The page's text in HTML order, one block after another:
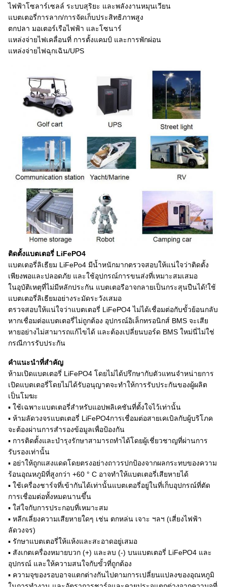
ไฟฟ้าโซลาร์เซลล์ ระบบสุริยะ และพลังงานหมุนเวียน
แบตเตอรี่การลาก/การจัดเก็บประสิทธิภาพสูง
ตกปลา มอเตอร์เรือไฟฟ้า และโซนาร์
แหล่งจ่ายไฟเคลื่อนที่ การตั้งแคมป์ และการพักผ่อน
แหล่งจ่ายไฟฉุกเฉิน/UPS
ติดตั้งแบตเตอรี่ LiFePO4
แบตเตอรี่ลิเธียม LiFePo4 มีน้ำหนักมากตรวจสอบให้แน่ใจว่าติดตั้ง
เพียงพอและปลอดภัย และใช้อุปกรณ์การขนส่งที่เหมาะสมเสมอ
ในอุบัติเหตุที่ไม่มีหลักประกัน แบตเตอรีอาจกลายเป็นกระสุนปืนได้!ใช้
แบตเตอรี่ลิเธียมอย่างระมัดระวังเสมอ
ตรวจสอบให้แน่ใจว่าแบตเตอรี่ LiFePO4 ไม่ได้เชื่อมต่อกับขั้วย้อนกลับ
หากเชื่อมต่อแบตเตอรี่ไม่ถูกต้อง อุปกรณ์อิเล็กทรอนิกส์ BMS จะเสีย
หายอย่างไม่สามารถแก้ไขได้ และต้องเปลี่ยนบอร์ด BMS ใหม่นี่ไม่ใช่
กรณีการรับประกัน
คำแนะนำที่สำคัญ
ห้ามเปิดแบตเตอรี่ LiFePO4 โดยไม่ได้ปรึกษากับตัวแทนจำหน่ายการ
เปิดแบตเตอรี่โดยไม่ได้รับอนุญาตจะทำให้การรับประกันของผู้ผลิต
เป็นโมฆะ
▪ ใช้เฉพาะแบตเตอรี่สำหรับแอปพลิเคชันที่ตั้งใจไว้เท่านั้น
▪ ห้ามลัดวงจรแบตเตอรี่ LiFePO4การเชื่อมต่อสายเคเบิลกับผู้บริโภค
จะต้องผ่านการสำรองข้อมูลเพื่อป้องกัน
▪ การติดตั้งและบำรุงรักษาสามารถทำได้โดยผู้เชี่ยวชาญที่ผ่านการ
รับรองเท่านั้น
▪ อย่าให้ถูกแสงแดดโดยตรงอย่างถาวรปกป้องจากผลกระทบของความ
ร้อนอุณหภูมิที่สูงกว่า +60 ° C อาจทำให้แบตเตอรี่เสียหายได้
▪ ใช้เครื่องชาร์จที่เข้ากันได้เท่านั้นแบตเตอรี่อยู่ในที่เก็บอุปกรณ์ที่ตัด
การเชื่อมต่อทั้งหมดนานขึ้น
▪ ใส่ใจกับการประกอบที่เหมาะสม
▪ หลีกเลี่ยงความเสียหายใดๆ เช่น ตกหล่น เจาะ ฯลฯ (เสี่ยงไฟฟ้า
ลัดวงจร)
▪ รักษาแบตเตอรี่ให้แห้งและสะอาดอยู่เสมอ
▪ สังเกตเครื่องหมายบวก (+) และลบ (-) บนแบตเตอรี่ LiFePO4 และ
อุปกรณ์ และให้ความสนใจกับขั้วที่ถูกต้อง
▪ ความจุของรอบอาจแตกต่างกันไปตามการเปลี่ยนแปลงของอุณหภูมิ